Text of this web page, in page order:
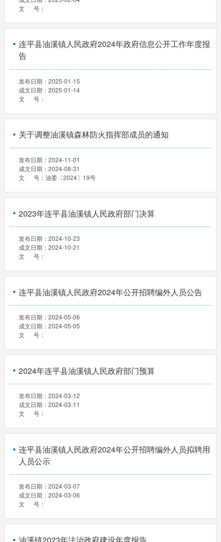
文 号：
连平县油溪镇人民政府2024年政府信息公开工作年度报
告
发布日期： 2025-01-15
成文日期： 2025-01-14
文 号：
关于调整油溪镇森林防火指挥部成员的通知
发布日期： 2024-11-01
成文日期： 2024-08-31
文 号： 油委〔2024〕19号
2023年连平县油溪镇人民政府部门决算
发布日期： 2024-10-23
成文日期： 2024-10-21
文 号：
连平县油溪镇人民政府2024年公开招聘编外人员公告
发布日期： 2024-05-06
成文日期： 2024-05-05
文 号：
2024年连平县油溪镇人民政府部门预算
发布日期： 2024-03-12
成文日期： 2024-03-11
文 号：
连平县油溪镇人民政府2024年公开招聘编外人员拟聘用
人员公示
发布日期： 2024-03-07
成文日期： 2024-03-06
文 号：
油溪镇2023年法治政府建设年度报告